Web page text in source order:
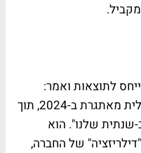
לתוצאות ואמר:
"התמודדנו עם סביבה מאקרו-כלכלית מאתגרת ב-2024, תוך
שנתית שלנו". הוא
של החברה,